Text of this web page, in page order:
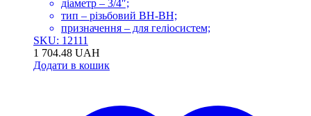
діаметр – 3/4″;
тип – різьбовий ВН-ВН;
призначення – для геліосистем;
SKU: 12111
1 704.48 UAH
Додати в кошик